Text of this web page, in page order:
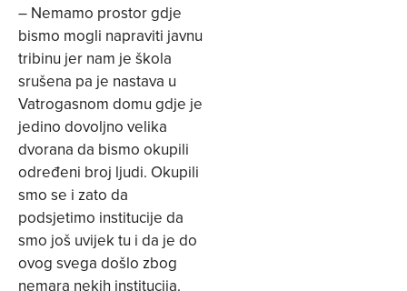
– Nemamo prostor gdje
bismo mogli napraviti javnu
tribinu jer nam je škola
srušena pa je nastava u
Vatrogasnom domu gdje je
jedino dovoljno velika
dvorana da bismo okupili
određeni broj ljudi. Okupili
smo se i zato da
podsjetimo institucije da
smo još uvijek tu i da je do
ovog svega došlo zbog
nemara nekih institucija.